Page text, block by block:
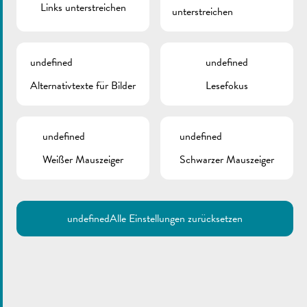
Links unterstreichen
unterstreichen
undefined
Alternativtexte für Bilder
undefined
Lesefokus
undefined
Weißer Mauszeiger
undefined
Schwarzer Mauszeiger
undefinedAlle Einstellungen zurücksetzen